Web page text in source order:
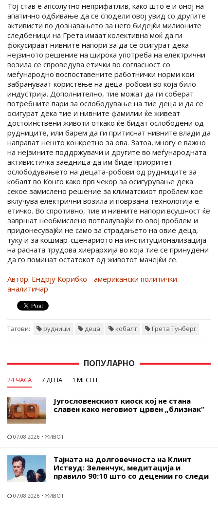
Тој став е апсолутно неприфатлив, како што е и оној на
апатично одбивање да се сподели овој увид со другите
активисти по дознавањето за него бидејќи милионите
следбеници на Грета имаат колективна моќ да ги
фокусираат нивните напори за да се осигурат дека
нејзиното решение на широка употреба на електрични
возила се спроведува етички во согласност со
меѓународно воспоставените работнички норми кои
забрануваат користење на деца-робови во која било
индустрија. Дополнително, тие можат да ги соберат
потребните пари за ослободување на тие деца и да се
осигурат дека тие и нивните фамилии ќе живеат
достоинствени животи откако ќе бидат ослободени од
рудниците, или барем да ги притиснат нивните влади да
направат нешто конкретно за ова. Затоа, многу е важно
на нејзините поддржувачи и другите во меѓународната
активистичка заедница да им биде приоритет
ослободувањето на децата-робови од рудниците за
кобалт во Конго како прв чекор за осигурување дека
секое замислено решение за климатскиот проблем кое
вклучува електрични возила и поврзана технологија е
етичко. Во спротивно, тие и нивните напори всушност ќе
завршат необмислено потпалувајќи го овој проблем и
придонесувајќи не само за страдањето на овие деца,
туку и за кошмар-сценариото на институционализација
на расната трудова хиерархија во која тие се принудени
да го поминат остатокот од животот мачејќи се.
Автор: Ендрју Корибко - американски политички
аналитичар
Тагови: рудници деца кобалт Грета Тунберг
ПОПУЛАРНО
24 ЧАСА 7 ДЕНА 1 МЕСЕЦ
Југословенскиот киоск кој не стана
славен како неговиот црвен „близнак“
07.08.2026 ЖИВОТ
Тајната на долговечноста на Клинт
Иствуд: Зеленчук, медитација и
правило 90:10 што со децении го следи
07.08.2026 ЖИВОТ